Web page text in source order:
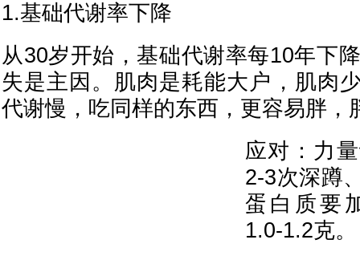
1.基础代谢率下降
从30岁开始，基础代谢率每10年下
失是主因。肌肉是耗能大户，肌肉
代谢慢，吃同样的东西，更容易胖，
应对：力
2-3次深蹲
蛋白质要
1.0-1.2克。